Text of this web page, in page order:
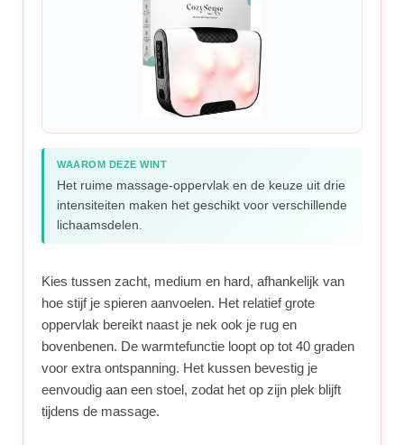
WAAROM DEZE WINT
Het ruime massage-oppervlak en de keuze uit drie
intensiteiten maken het geschikt voor verschillende
lichaamsdelen.
Kies tussen zacht, medium en hard, afhankelijk van
hoe stijf je spieren aanvoelen. Het relatief grote
oppervlak bereikt naast je nek ook je rug en
bovenbenen. De warmtefunctie loopt op tot 40 graden
voor extra ontspanning. Het kussen bevestig je
eenvoudig aan een stoel, zodat het op zijn plek blijft
tijdens de massage.